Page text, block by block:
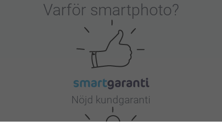
Varför smartphoto?
Nöjd kundgaranti